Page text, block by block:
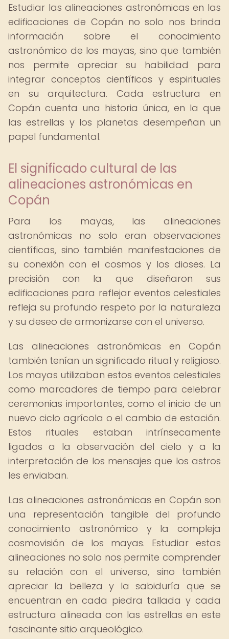
Estudiar las alineaciones astronómicas en las
edificaciones de Copán no solo nos brinda
información sobre el conocimiento
astronómico de los mayas, sino que también
nos permite apreciar su habilidad para
integrar conceptos científicos y espirituales
en su arquitectura. Cada estructura en
Copán cuenta una historia única, en la que
las estrellas y los planetas desempeñan un
papel fundamental.
El significado cultural de las
alineaciones astronómicas en
Copán
Para los mayas, las alineaciones
astronómicas no solo eran observaciones
científicas, sino también manifestaciones de
su conexión con el cosmos y los dioses. La
precisión con la que diseñaron sus
edificaciones para reflejar eventos celestiales
refleja su profundo respeto por la naturaleza
y su deseo de armonizarse con el universo.
Las alineaciones astronómicas en Copán
también tenían un significado ritual y religioso.
Los mayas utilizaban estos eventos celestiales
como marcadores de tiempo para celebrar
ceremonias importantes, como el inicio de un
nuevo ciclo agrícola o el cambio de estación.
Estos rituales estaban intrínsecamente
ligados a la observación del cielo y a la
interpretación de los mensajes que los astros
les enviaban.
Las alineaciones astronómicas en Copán son
una representación tangible del profundo
conocimiento astronómico y la compleja
cosmovisión de los mayas. Estudiar estas
alineaciones no solo nos permite comprender
su relación con el universo, sino también
apreciar la belleza y la sabiduría que se
encuentran en cada piedra tallada y cada
estructura alineada con las estrellas en este
fascinante sitio arqueológico.